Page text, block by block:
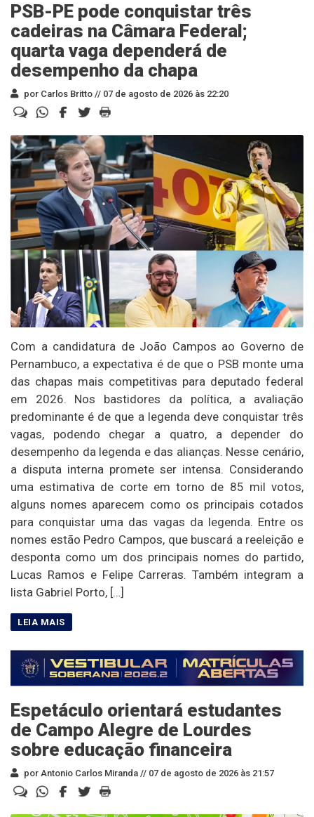
PSB-PE pode conquistar três
cadeiras na Câmara Federal;
quarta vaga dependerá de
desempenho da chapa
por Carlos Britto // 07 de agosto de 2026 às 22:20
Com a candidatura de João Campos ao Governo de
Pernambuco, a expectativa é de que o PSB monte uma
das chapas mais competitivas para deputado federal
em 2026. Nos bastidores da política, a avaliação
predominante é de que a legenda deve conquistar três
vagas, podendo chegar a quatro, a depender do
desempenho da legenda e das alianças. Nesse cenário,
a disputa interna promete ser intensa. Considerando
uma estimativa de corte em torno de 85 mil votos,
alguns nomes aparecem como os principais cotados
para conquistar uma das vagas da legenda. Entre os
nomes estão Pedro Campos, que buscará a reeleição e
desponta como um dos principais nomes do partido,
Lucas Ramos e Felipe Carreras. Também integram a
lista Gabriel Porto, […]
Espetáculo orientará estudantes
de Campo Alegre de Lourdes
sobre educação financeira
por Antonio Carlos Miranda // 07 de agosto de 2026 às 21:57